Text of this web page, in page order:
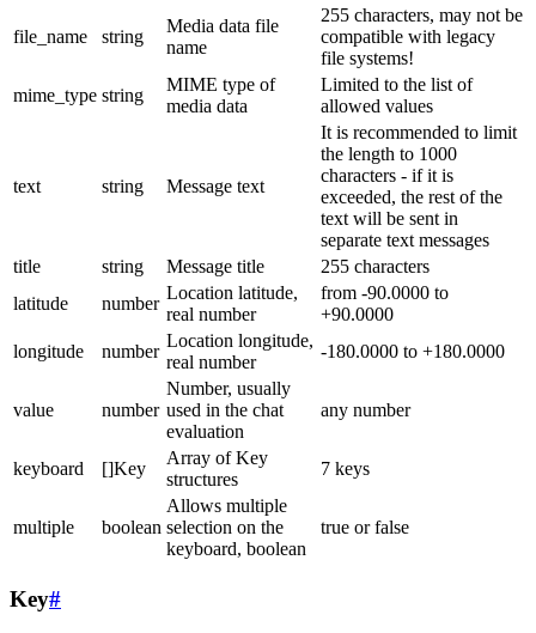
file_name string
Media data file
name
255 characters, may not be
compatible with legacy
file systems!
mime_type string
MIME type of
media data
Limited to the list of
allowed values
text string Message text
It is recommended to limit
the length to 1000
characters - if it is
exceeded, the rest of the
text will be sent in
separate text messages
title
string Message title
255 characters
latitude
number
Location latitude,
real number
from -90.0000 to
+90.0000
longitude
number
Location longitude,
real number
-180.0000 to +180.0000
value number
Number, usually
used in the chat
evaluation
any number
keyboard []Key
Array of Key
structures
7 keys
multiple boolean
Allows multiple
selection on the
keyboard, boolean
true or false
Key#